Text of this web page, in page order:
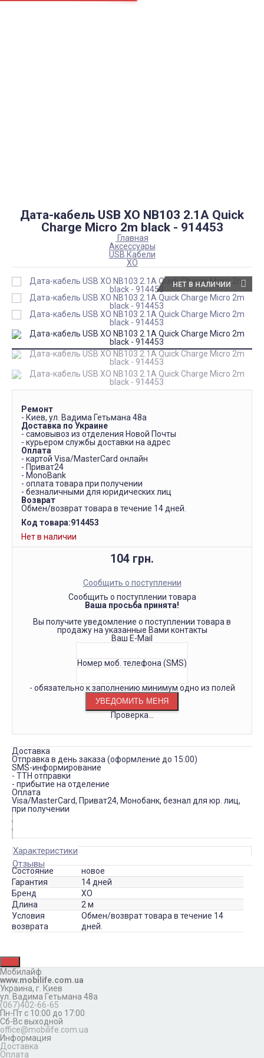
Дата-кабель USB XO NB103 2.1A Quick
Charge Micro 2m black - 914453
Главная
Аксессуары
USB Кабели
XO
НЕТ В НАЛИЧИИ
Ремонт
- Киев, ул. Вадима Гетьмана 48а
Доставка по Украине
- самовывоз из отделения Новой Почты
- курьером службы доставки на адрес
Оплата
- картой Visa/MasterCard онлайн
- Приват24
- MonoBank
- оплата товара при получении
- безналичными для юридических лиц
Возврат
Обмен/возврат товара в течение 14 дней.
Код товара:914453
Нет в наличии
104 грн.
Сообщить о поступлении
Сообщить о поступлении товара
Ваша просьба принята!
Вы получите уведомление о поступлении товара в
продажу на указанные Вами контакты
Ваш E-Mail
Номер моб. телефона (SMS)
- обязательно к заполнению минимум одно из полей
Проверка...
Доставка
Отправка в день заказа (оформление до 15:00)
SMS-информирование
- ТТН отправки
- прибытие на отделение
Оплата
Visa/MasterCard, Приват24, Монобанк, безнал для юр. лиц,
при получении
Характеристики
Отзывы
Состояние
новое
Гарантия
14 дней
Бренд
XO
Длина
2 м
Условия
возврата
Обмен/возврат товара в течение 14
дней.
Мобилайф
www.mobilife.com.ua
Украина, г. Киев
ул. Вадима Гетьмана 48а
(067)402-66-65
Пн-Пт с 10:00 до 17:00
Сб-Вс выходной
office@mobilife.com.ua
Информация
Доставка
Оплата